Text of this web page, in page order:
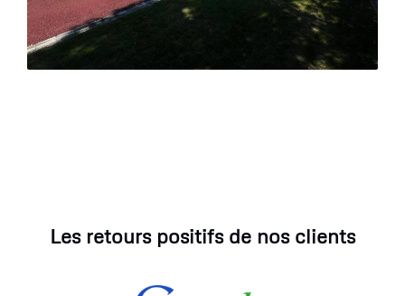
Les retours positifs de nos clients